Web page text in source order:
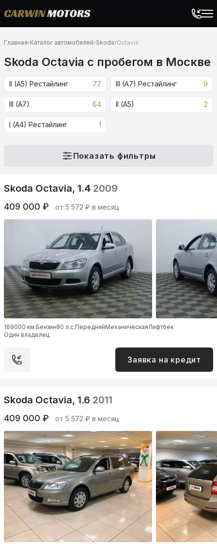
Главная›Каталог автомобилей›Skoda›Octavia
Skoda Octavia c пробегом в Москве
II (A5) Рестайлинг 77 III (A7) Рестайлинг 9
III (A7) 64 II (A5) 2
I (A4) Рестайлинг 1
Показать фильтры
Skoda Octavia, 1.4 2009
409 000 ₽ от 5 572 ₽ в месяц
169000 км.Бензин80 л.с.ПереднийМеханическаяЛифтбек
Один владелец
Заявка на кредит
Skoda Octavia, 1.6 2011
409 000 ₽ от 5 572 ₽ в месяц